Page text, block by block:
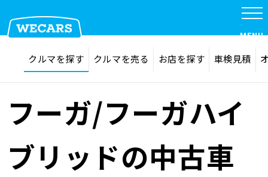
在庫検索 サイト内検索
MENU
クルマを探す
クルマを探す クルマを売る お店を探す 車検見積
フーガ/フーガハイ
ブリッドの中古車